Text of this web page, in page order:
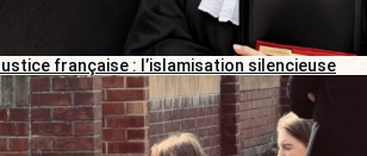
Justice française : l’islamisation silencieuse